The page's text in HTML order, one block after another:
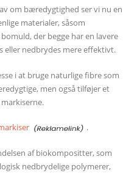
om bæredygtighed ser vi nu en
materialer, såsom
der begge har en lavere
eller nedbrydes mere effektivt.
i at bruge naturlige fibre som
men også tilføjer et
.
af biokompositter, som
nedbrydelige polymerer,